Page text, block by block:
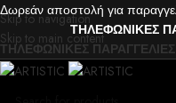
Skip to navigation
Skip to main content
Δωρεάν αποστολή για
ΤΗΛΕΦΩΝΙΚΕΣ
ΤΗΛΕΦΩΝΙΚΕΣ